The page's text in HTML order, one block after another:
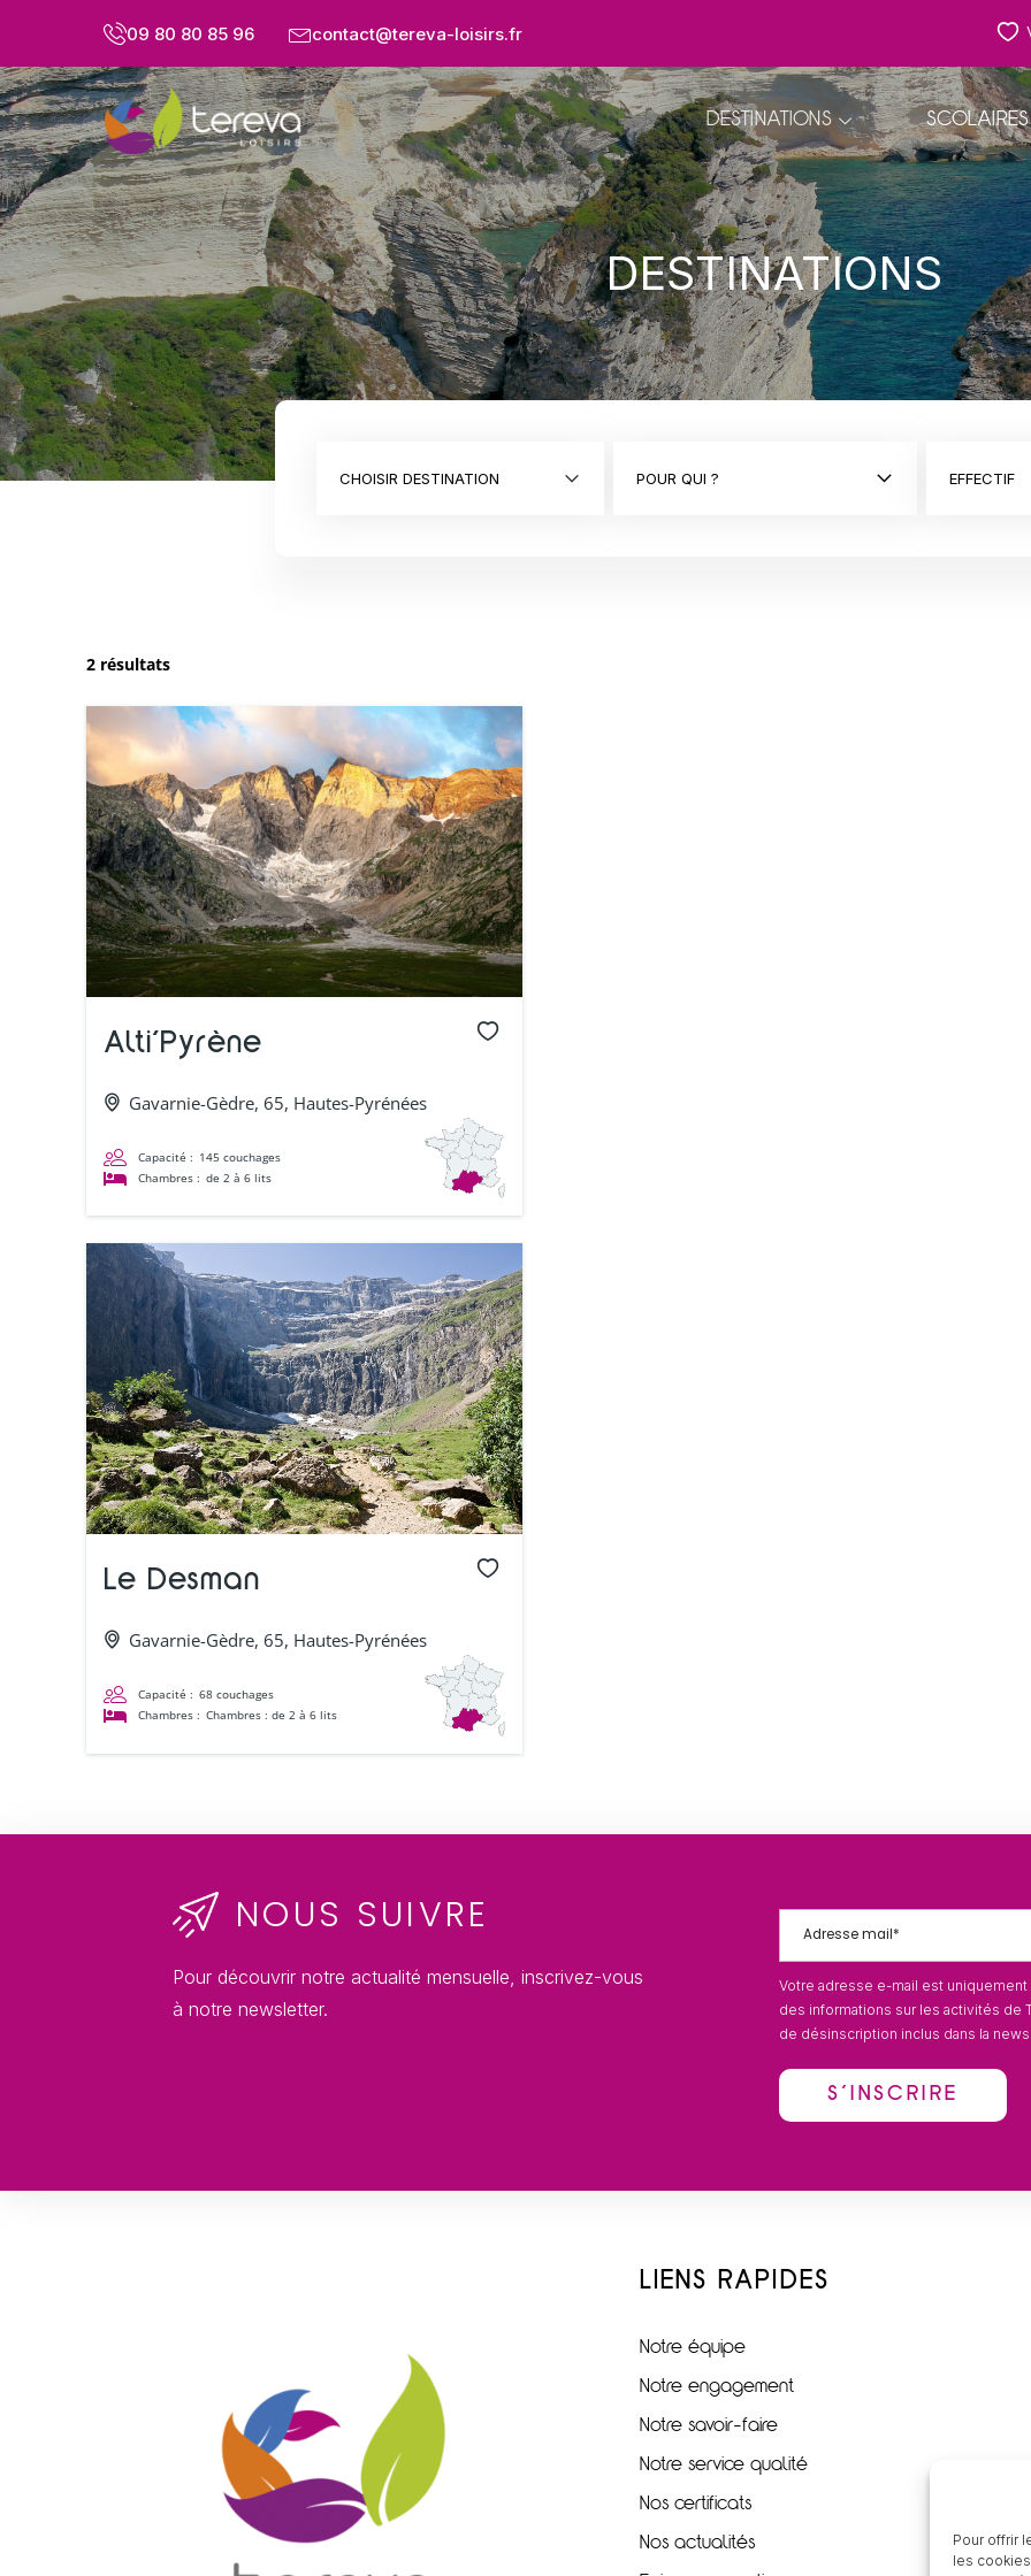
Pour offrir
les
09 80 80 85 96 contact@tereva-loisirs.fr
DESTINATIONS SCOLAIRES
DESTINATIONS
CHOISIR DESTINATION POUR QUI ? EFFECTIF
2 résultats
Alti’Pyrène
Gavarnie-Gèdre, 65, Hautes-Pyrénées
Capacité : 145 couchages
Chambres : de 2 à 6 lits
Le Desman
Gavarnie-Gèdre, 65, Hautes-Pyrénées
Capacité : 68 couchages
Chambres : Chambres : de 2 à 6 lits
NOUS SUIVRE
Pour découvrir notre actualité mensuelle, inscrivez-vous
à notre newsletter.
Votre adresse e-mail est
des informations sur les activités de
de désinscription inclus dans la
LIENS RAPIDES
Notre équipe
Notre engagement
Notre savoir-faire
Notre service qualité
Nos certificats
Nos actualités